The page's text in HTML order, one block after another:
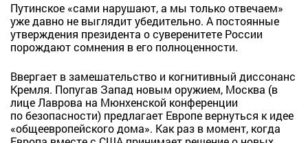
Путинское «сами нарушают, а мы только отвечаем»
уже давно не выглядит убедительно. А постоянные
утверждения президента о суверенитете России
порождают сомнения в его полноценности.
Ввергает в замешательство и когнитивный диссонанс
Кремля. Попугав Запад новым оружием, Москва (в
лице Лаврова на Мюнхенской конференции
по безопасности) предлагает Европе вернуться к идее
«общеевропейского дома». Как раз в момент, когда